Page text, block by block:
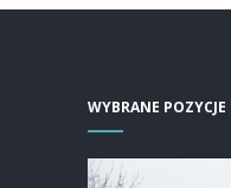
WYBRANE POZYCJE